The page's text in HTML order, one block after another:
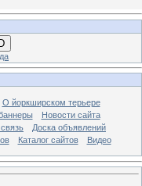
О йоркширском терьере
Новости сайта
Доска объявлений
Каталог сайтов Видео